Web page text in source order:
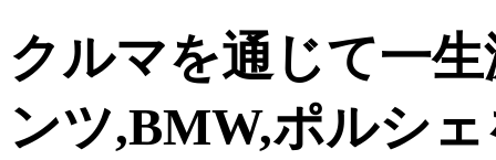
クルマを通じて一
ンツ,BMW,ポルシ